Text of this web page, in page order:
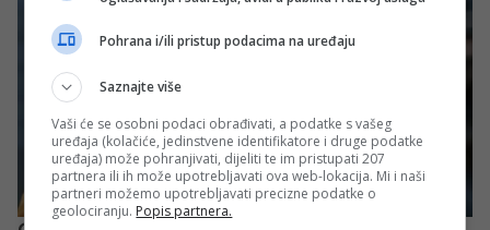
Pohrana i/ili pristup podacima na uređaju
Saznajte više
Vaši će se osobni podaci obrađivati, a podatke s vašeg
uređaja (kolačiće, jedinstvene identifikatore i druge podatke
uređaja) može pohranjivati, dijeliti te im pristupati 207
partnera ili ih može upotrebljavati ova web-lokacija. Mi i naši
partneri možemo upotrebljavati precizne podatke o
geolociranju. Popis partnera.